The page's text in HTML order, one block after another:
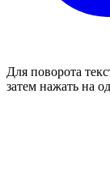
Для поворота
затем нажать на